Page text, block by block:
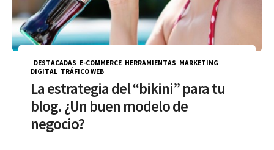
DESTACADAS E-COMMERCE HERRAMIENTAS MARKETING
DIGITAL TRÁFICO WEB
La estrategia del “bikini” para tu
blog. ¿Un buen modelo de
negocio?